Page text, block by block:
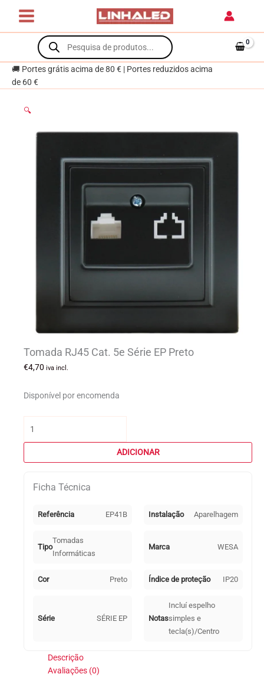
content
Products
search
🚚 Portes grátis acima de 80 € | Portes reduzidos acima
de 60 €
🔍
Tomada RJ45 Cat. 5e Série EP Preto
€4,70 iva incl.
Disponível por encomenda
RJ45
ADICIONAR
Ficha Técnica
Referência EP41B Instalação Aparelhagem
Tipo
Tomadas
Informáticas
Marca WESA
Cor Preto Índice de proteção IP20
Série SÉRIE EP Notas
Incluí espelho
simples e
tecla(s)/Centro
Descrição
Avaliações (0)
5e
Série
EP
Preto